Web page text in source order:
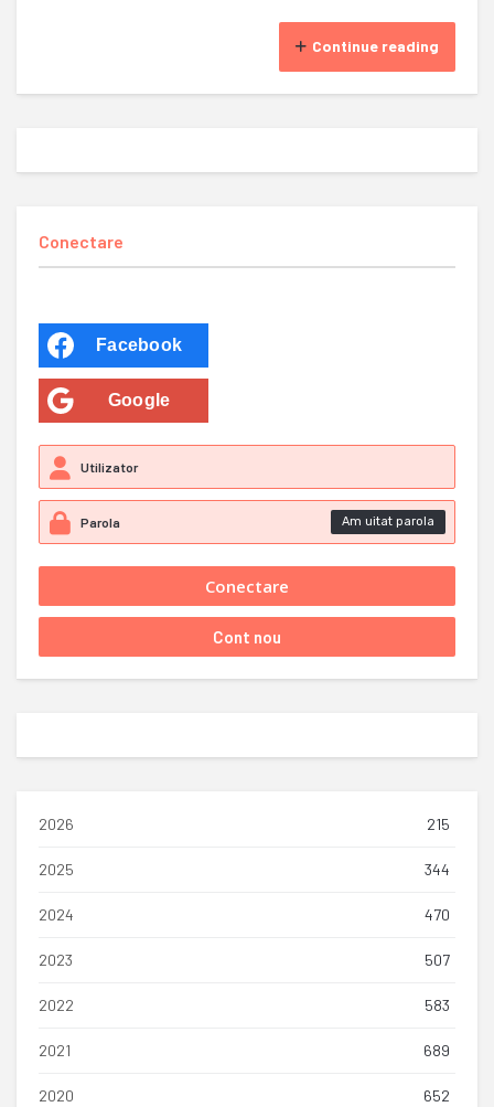
Continue reading
Conectare
Facebook
Google
Am uitat parola
2026 215
2025 344
2024 470
2023 507
2022 583
2021 689
2020 652